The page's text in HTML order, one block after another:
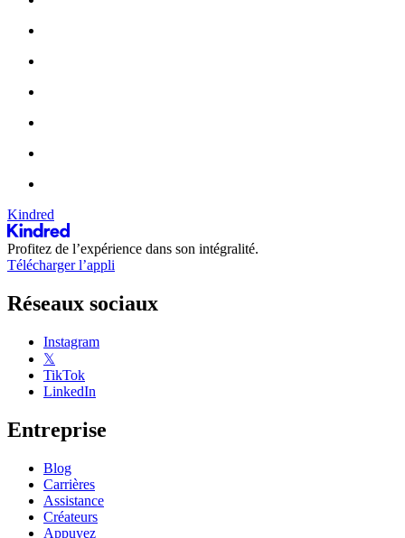
Kindred
Profitez de l’expérience dans son intégralité.
Télécharger l’appli
Réseaux sociaux
Instagram
𝕏
TikTok
LinkedIn
Entreprise
Blog
Carrières
Assistance
Créateurs
Appuyez